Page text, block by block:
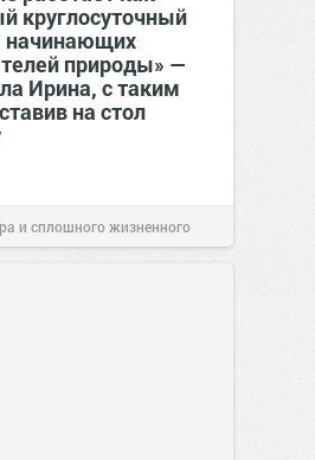
круглосуточный
начинающих
природы» —
Ирина, с таким
на стол
и сплошного жизненного